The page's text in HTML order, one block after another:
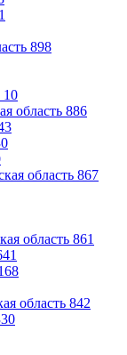
898
10
область 886
область 867
область 861
область 842